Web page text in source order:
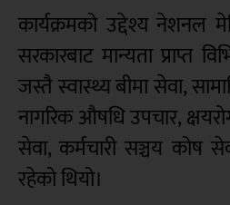
कार्यक्रमको उद्देश्य
सरकारबाट मान्यता प्राप्त
जस्तै स्वास्थ्य बीमा सेवा,
नागरिक औषधि उपचार,
सेवा, कर्मचारी सञ्चय कोष
रहेको थियो।